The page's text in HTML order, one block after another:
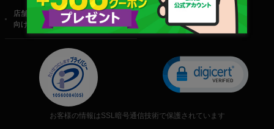
店舗・法人・生産者様
向けのお問い合わせ
お客様の情報はSSL暗号通信技術で保護されています